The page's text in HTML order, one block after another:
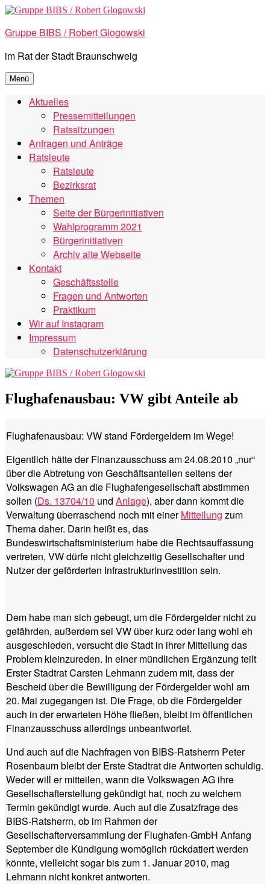
Zum
springen
Gruppe BIBS / Robert Glogowski
im Rat der Stadt Braunschweig
Menü
Aktuelles
Pressemitteilungen
Ratssitzungen
Anfragen und Anträge
Ratsleute
Ratsleute
Bezirksrat
Themen
Seite der Bürgerinitiativen
Wahlprogramm 2021
Bürgerinitiativen
Archiv alte Webseite
Kontakt
Geschäftsstelle
Fragen und Antworten
Praktikum
Wir auf Instagram
Impressum
Datenschutzerklärung
Flughafenausbau: VW gibt Anteile ab
Flughafenausbau: VW stand Fördergeldern im Wege!
Eigentlich hätte der Finanzausschuss am 24.08.2010 „nur“
über die Abtretung von Geschäftsanteilen seitens der
Volkswagen AG an die Flughafengesellschaft abstimmen
sollen (Ds. 13704/10 undAnlage), aber dann kommt die
Verwaltung überraschend noch mit einerMitteilung zum
Thema daher. Darin heißt es, das
Bundeswirtschaftsministerium habe die Rechtsauffassung
vertreten, VW dürfe nicht gleichzeitig Gesellschafter und
Nutzer der geförderten Infrastrukturinvestition sein.
Dem habe man sich gebeugt, um die Fördergelder nicht zu
gefährden, außerdem sei VW über kurz oder lang wohl eh
ausgeschieden, versucht die Stadt in ihrer Mitteilung das
Problem kleinzureden. In einer mündlichen Ergänzung teilt
Erster Stadtrat Carsten Lehmann zudem mit, dass der
Bescheid über die Bewilligung der Fördergelder wohl am
20. Mai zugegangen ist. Die Frage, ob die Fördergelder
auch in der erwarteten Höhe fließen, bleibt im öffentlichen
Finanzausschuss allerdings unbeantwortet.
Und auch auf die Nachfragen von BIBS-Ratsherrn Peter
Rosenbaum bleibt der Erste Stadtrat die Antworten schuldig.
Weder will er mitteilen, wann die Volkswagen AG ihre
Gesellschafterstellung gekündigt hat, noch zu welchem
Termin gekündigt wurde. Auch auf die Zusatzfrage des
BIBS-Ratsherrn, ob im Rahmen der
Gesellschafterversammlung der Flughafen-GmbH Anfang
September die Kündigung womöglich rückdatiert werden
könnte, vielleicht sogar bis zum 1. Januar 2010, mag
Lehmann nicht konkret antworten.